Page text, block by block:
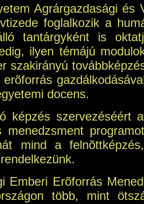
Agrárgazdasági és
foglalkozik a
tantárgyként is
ilyen témájú
szakirányú
docens.
képzés szervezéséért
menedzsment
mind a
Emberi Erõforrás
több, mint